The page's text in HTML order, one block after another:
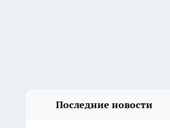
Последние новости